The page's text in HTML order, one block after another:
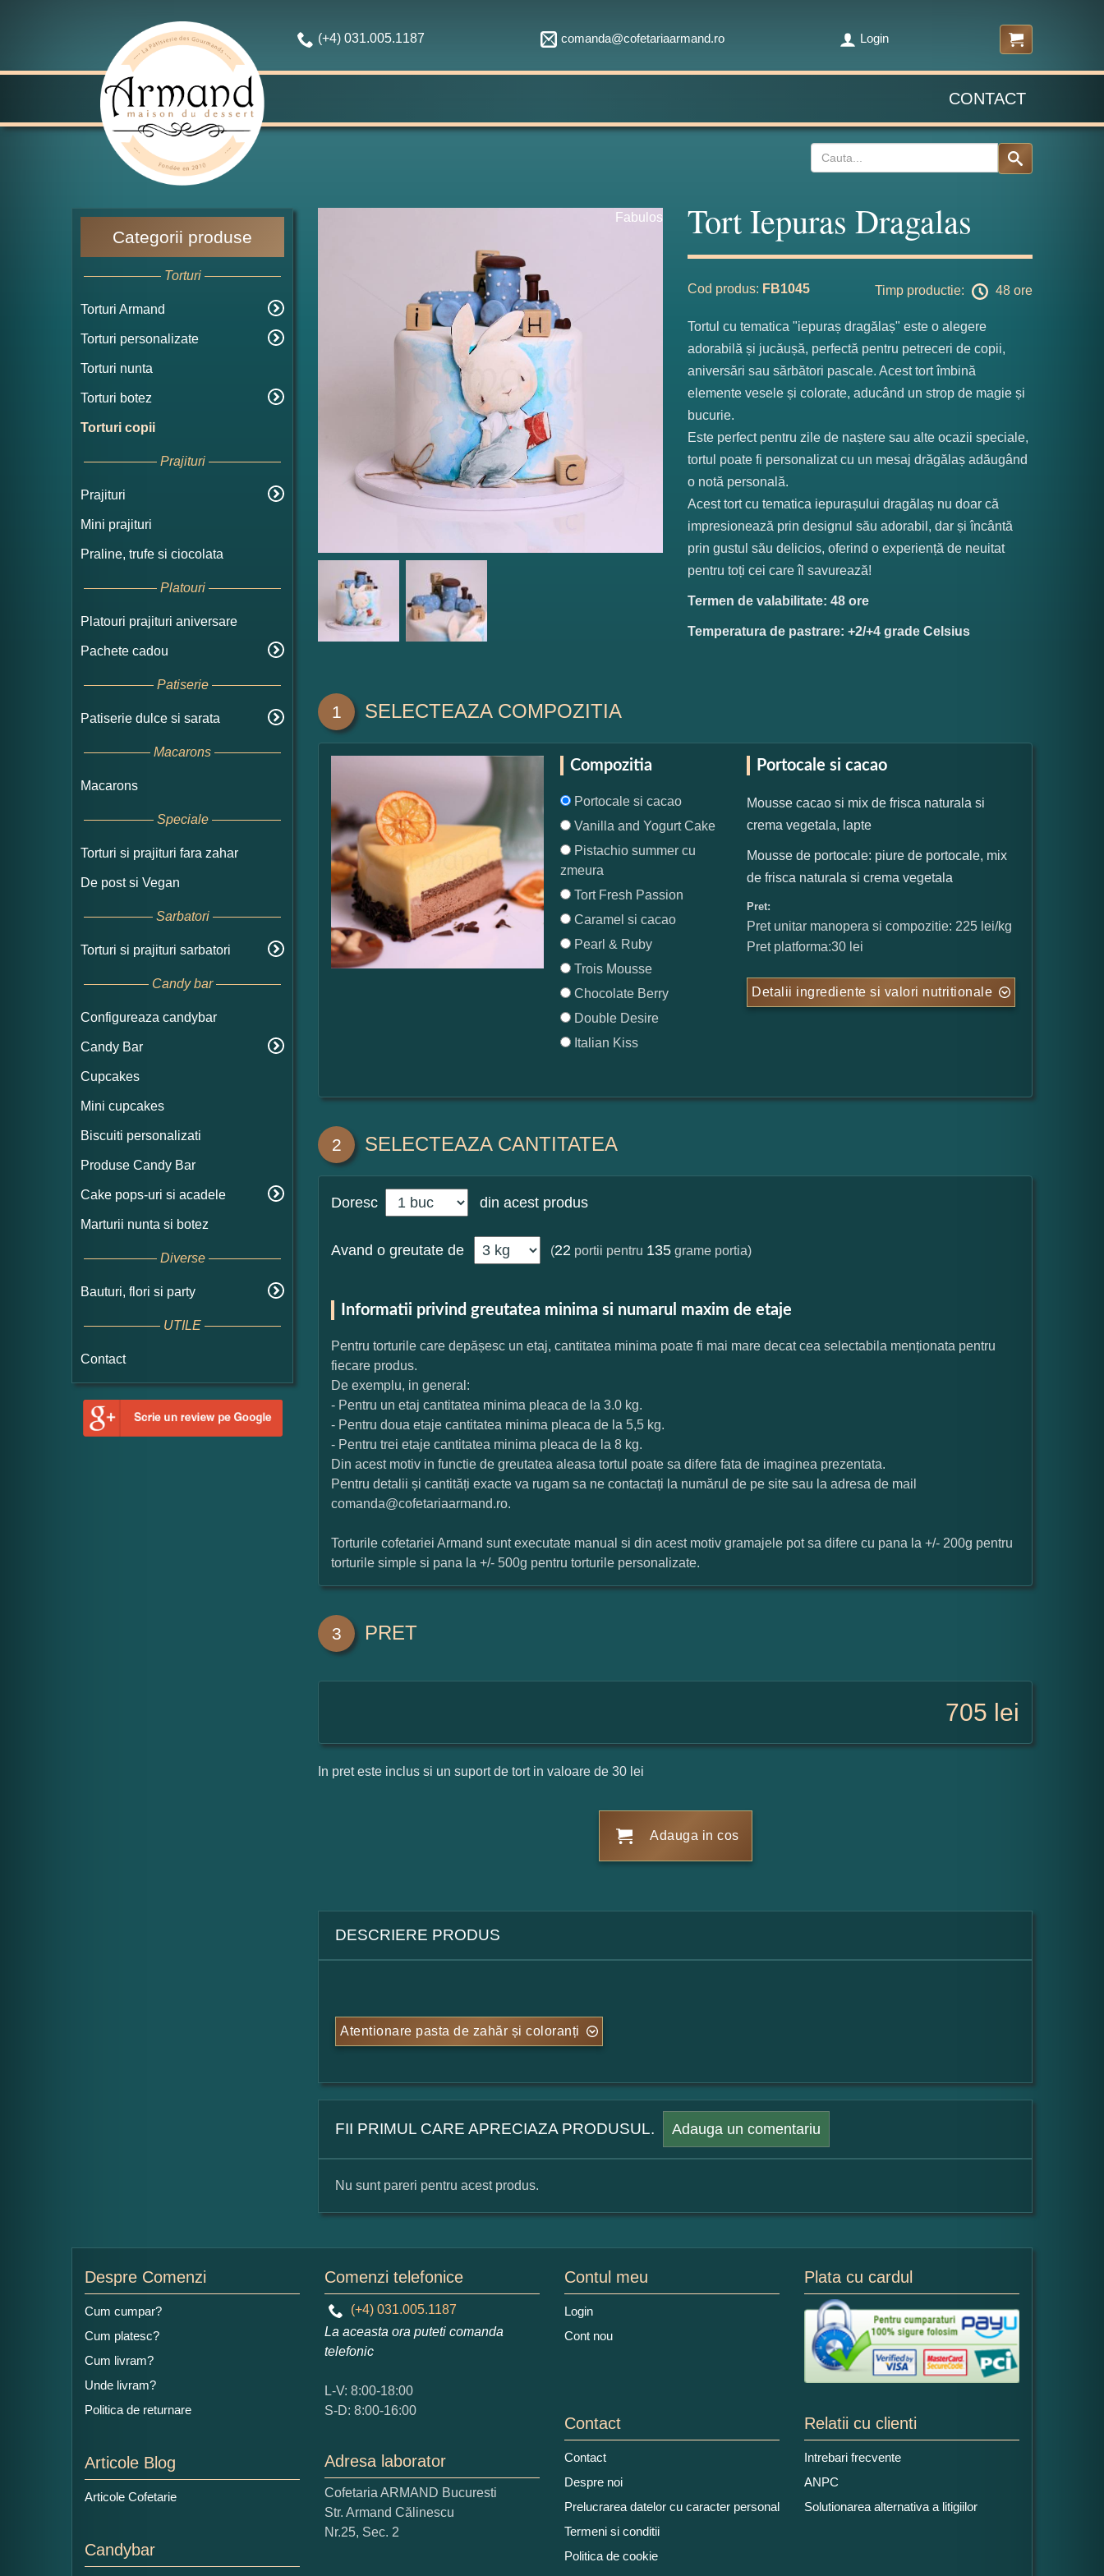
(+4) 031.005.1187 comanda@cofetariaarmand.ro Login
CONTACT
Categorii produse
Torturi
Torturi Armand
Torturi personalizate
Torturi nunta
Torturi botez
Torturi copii
Prajituri
Prajituri
Mini prajituri
Praline, trufe si ciocolata
Platouri
Platouri prajituri aniversare
Pachete cadou
Patiserie
Patiserie dulce si sarata
Macarons
Macarons
Speciale
Torturi si prajituri fara zahar
De post si Vegan
Sarbatori
Torturi si prajituri sarbatori
Candy bar
Configureaza candybar
Candy Bar
Cupcakes
Mini cupcakes
Biscuiti personalizati
Produse Candy Bar
Cake pops-uri si acadele
Marturii nunta si botez
Diverse
Bauturi, flori si party
UTILE
Contact
Fabulos Tort Iepuras Dragalas
Cod produs: FB1045 Timp productie: 48 ore
Tortul cu tematica "iepuraș dragălaș" este o alegere
adorabilă și jucăușă, perfectă pentru petreceri de copii,
aniversări sau sărbători pascale. Acest tort îmbină
elemente vesele și colorate, aducând un strop de magie și
bucurie.
Este perfect pentru zile de naștere sau alte ocazii speciale,
tortul poate fi personalizat cu un mesaj drăgălaș adăugând
o notă personală.
Acest tort cu tematica iepurașului dragălaș nu doar că
impresionează prin designul său adorabil, dar și încântă
prin gustul său delicios, oferind o experiență de neuitat
pentru toți cei care îl savurează!
Termen de valabilitate: 48 ore
Temperatura de pastrare: +2/+4 grade Celsius
1 SELECTEAZA COMPOZITIA
Compozitia
Portocale si cacao
Vanilla and Yogurt Cake
Pistachio summer cu
zmeura
Tort Fresh Passion
Caramel si cacao
Pearl & Ruby
Trois Mousse
Chocolate Berry
Double Desire
Italian Kiss
Portocale si cacao
Mousse cacao si mix de frisca naturala si
crema vegetala, lapte
Mousse de portocale: piure de portocale, mix
de frisca naturala si crema vegetala
Pret:
Pret unitar manopera si compozitie: 225 lei/kg
Pret platforma:30 lei
Detalii ingrediente si valori nutritionale
2 SELECTEAZA CANTITATEA
Doresc din acest produs
Avand o greutate de (22 portii pentru 135 grame portia)
Informatii privind greutatea minima si numarul maxim de etaje
Pentru torturile care depășesc un etaj, cantitatea minima poate fi mai mare decat cea selectabila menționata pentru
fiecare produs.
De exemplu, in general:
- Pentru un etaj cantitatea minima pleaca de la 3.0 kg.
- Pentru doua etaje cantitatea minima pleaca de la 5,5 kg.
- Pentru trei etaje cantitatea minima pleaca de la 8 kg.
Din acest motiv in functie de greutatea aleasa tortul poate sa difere fata de imaginea prezentata.
Pentru detalii și cantități exacte va rugam sa ne contactați la numărul de pe site sau la adresa de mail
comanda@cofetariaarmand.ro.
Torturile cofetariei Armand sunt executate manual si din acest motiv gramajele pot sa difere cu pana la +/- 200g pentru
torturile simple si pana la +/- 500g pentru torturile personalizate.
3 PRET
705 lei
In pret este inclus si un suport de tort in valoare de 30 lei
Adauga in cos
DESCRIERE PRODUS
Atentionare pasta de zahăr și coloranți
FII PRIMUL CARE APRECIAZA PRODUSUL. Adauga un comentariu
Numele dumneavoastra:
Adaugati o parere despre acest produs:
Ce nota acordati acestui produs?
1 2 3 4
Nu tocmai bun
Nu sunt pareri pentru acest produs.
Despre Comenzi
Cum cumpar?
Cum platesc?
Cum livram?
Unde livram?
Politica de returnare
Articole Blog
Articole Cofetarie
Candybar
Comenzi telefonice
(+4) 031.005.1187
La aceasta ora puteti comanda
telefonic
L-V: 8:00-18:00
S-D: 8:00-16:00
Adresa laborator
Cofetaria ARMAND Bucuresti
Str. Armand Călinescu
Nr.25, Sec. 2
Contul meu
Login
Cont nou
Plata cu cardul
Contact
Contact
Despre noi
Prelucrarea datelor cu caracter personal
Termeni si conditii
Politica de cookie
Relatii cu clienti
Intrebari frecvente
ANPC
Solutionarea alternativa a litigiilor